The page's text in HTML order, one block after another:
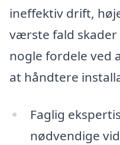
ineffektiv drift,
værste fald
nogle fordele ved
at håndtere
Faglig
nødvendige